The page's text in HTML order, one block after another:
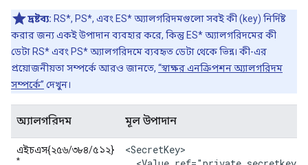
দ্রষ্টব্য: RS*, PS*, এবং ES* অ্যালগরিদমগুলো সবই কী (key) নির্দিষ্ট
করার জন্য একই উপাদান ব্যবহার করে, কিন্তু ES* অ্যালগরিদমের কী
ডেটা RS* এবং PS* অ্যালগরিদমে ব্যবহৃত ডেটা থেকে ভিন্ন। কী-এর
প্রয়োজনীয়তা সম্পর্কে আরও জানতে, “স্বাক্ষর এনক্রিপশন অ্যালগরিদম
সম্পর্কে” দেখুন।
অ্যালগরিদম মূল উপাদান
এইচএস{২৫৬/৩৮৪/৫১২}
*
<SecretKey>